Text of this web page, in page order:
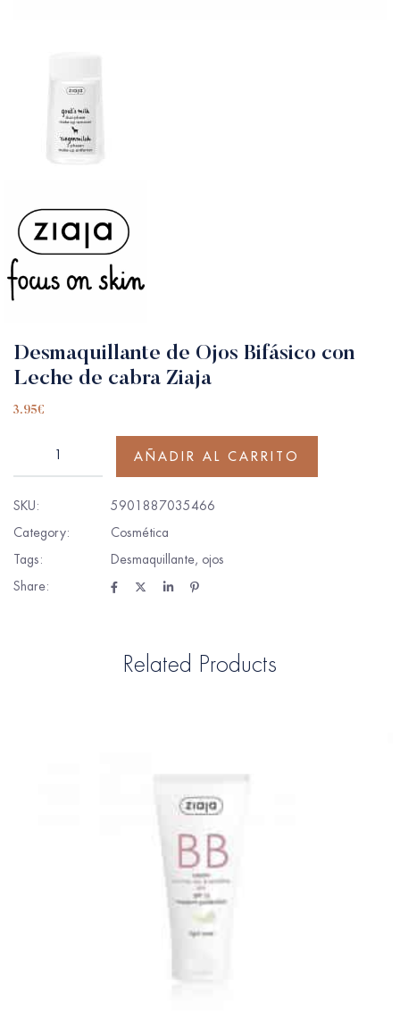
Desmaquillante de Ojos Bifásico con
Leche de cabra Ziaja
3.95€
AÑADIR AL CARRITO
SKU:
5901887035466
Category:
Cosmética
Tags:
Desmaquillante, ojos
Share:
Related Products